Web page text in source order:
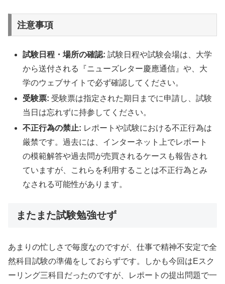
注意事項
試験日程・場所の確認: 試験日程や試験会場は、大学
から送付される『ニューズレター慶應通信』や、大
学のウェブサイトで必ず確認してください。
受験票: 受験票は指定された期日までに申請し、試験
当日は忘れずに持参してください。
不正行為の禁止: レポートや試験における不正行為は
厳禁です。過去には、インターネット上でレポート
の模範解答や過去問が売買されるケースも報告され
ていますが、これらを利用することは不正行為とみ
なされる可能性があります。
またまた試験勉強せず
あまりの忙しさで毎度なのですが、仕事で精神不安定で全
然科目試験の準備をしておらずです。しかも今回はEスク
ーリング三科目だったのですが、レポートの提出問題で一